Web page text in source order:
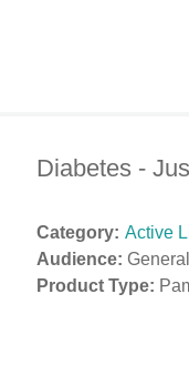
Diabetes -
Category: Active
Audience:
Product Type: